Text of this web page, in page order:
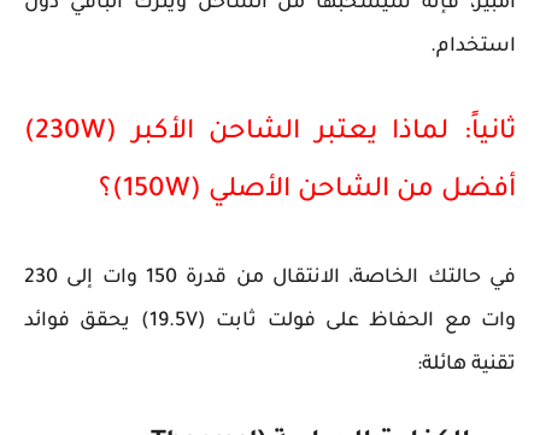
استخدام.
ثانياً: لماذا يعتبر الشاحن الأكبر (230W)
أفضل من الشاحن الأصلي (150W)؟
في حالتك الخاصة، الانتقال من قدرة 150 وات إلى 230
وات مع الحفاظ على فولت ثابت (19.5V) يحقق فوائد
تقنية هائلة: